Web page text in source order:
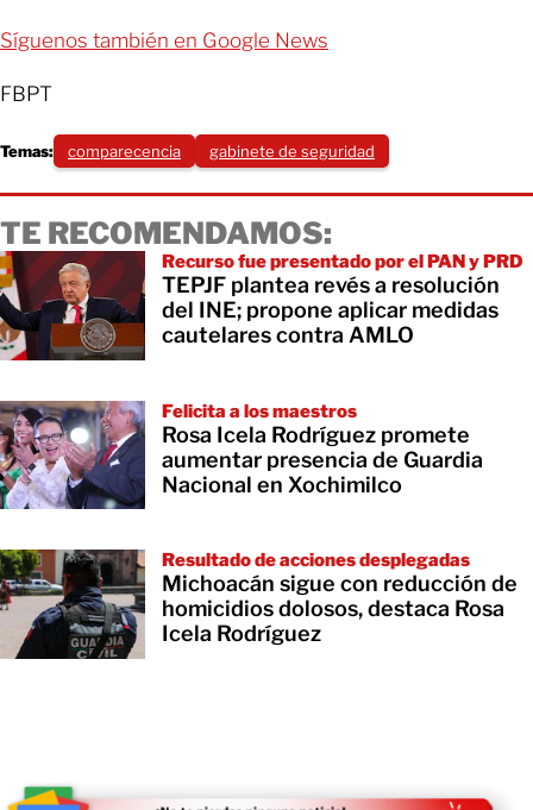
Síguenos también en Google News
FBPT
Temas: comparecencia gabinete de seguridad
TE RECOMENDAMOS:
Recurso fue presentado por el PAN y PRD
TEPJF plantea revés a resolución
del INE; propone aplicar medidas
cautelares contra AMLO
Felicita a los maestros
Rosa Icela Rodríguez promete
aumentar presencia de Guardia
Nacional en Xochimilco
Resultado de acciones desplegadas
Michoacán sigue con reducción de
homicidios dolosos, destaca Rosa
Icela Rodríguez